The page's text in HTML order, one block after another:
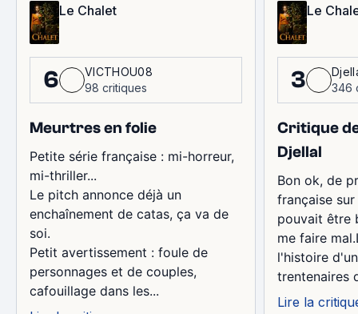
Le Chalet
6
VICTHOU08
98 critiques
Meurtres en folie
Petite série française : mi-horreur,
mi-thriller...
Le pitch annonce déjà un
enchaînement de catas, ça va de
soi.
Petit avertissement : foule de
personnages et de couples,
cafouillage dans les...
Le
3
346
Critique
Djellal
Bon ok, de
française
pouvait être
me faire
l'histoire
trentenaires
Lire la